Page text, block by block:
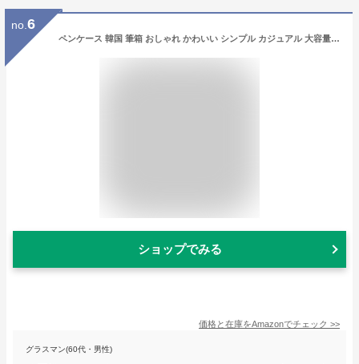
no. 6
ペンケース 韓国 筆箱 おしゃれ かわいい シンプル カジュアル 大容量 学生 文房具 収納バッグ (クマ柄-ブラウン)
ショップでみる
価格と在庫をAmazonでチェック >>
グラスマン(60代・男性)